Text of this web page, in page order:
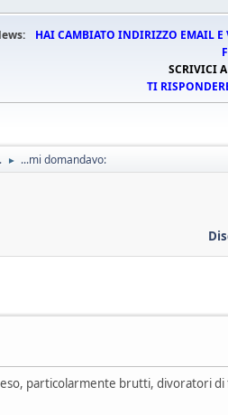
HAI CAMBIATO INDIRIZZO EMAIL E
SCRIVICI A
TI
► ...mi domandavo:
particolarmente brutti, divoratori